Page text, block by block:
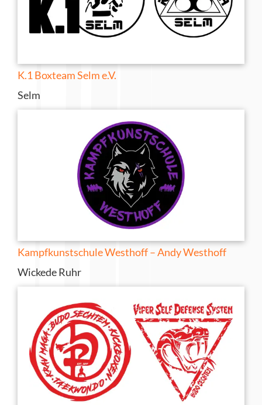
K.1 Boxteam Selm e.V.
Selm
Kampfkunstschule Westhoff – Andy Westhoff
Wickede Ruhr